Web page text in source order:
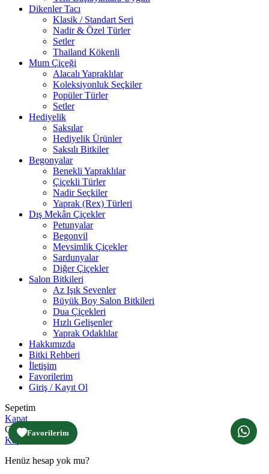
Dikenler Tacı
Klasik / Standart Seri
Nadir & Özel Türler
Setler
Thailand Kökenli
Mum Çiçeği
Alacalı Yapraklılar
Koleksiyonluk Seçkiler
Popüler Türler
Setler
Hediyelik
Saksılar
Hediyelik Ürünler
Saksılı Bitkiler
Begonyalar
Benekli Yapraklılar
Çiçekli Türler
Nadir Seçkiler
Yaprak (Rex) Türleri
Dış Mekân Çiçekler
Petunyalar
Begonvil
Mevsimlik Çiçekler
Sardunyalar
Diğer Çiçekler
Salon Bitkileri
Az Işık Sevenler
Büyük Boy Salon Bitkileri
Dua Çiçekleri
Hızlı Gelişenler
Yaprak Odaklılar
Hakkımızda
Bitki Rehberi
İletişim
Favorilerim
Giriş / Kayıt Ol
Sepetim
Kapat
Giriş yap
Kapat
Henüz hesap yok mu?
Favorilerim